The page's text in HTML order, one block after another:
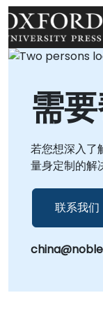
LabVIEW集成
系统架构。
需
若您想深入了
量身定制的解
联系我们